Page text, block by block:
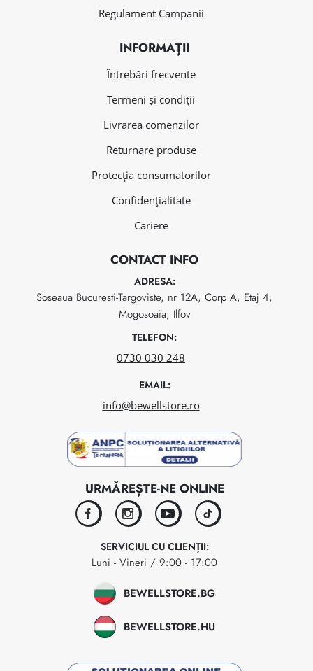
Regulament Campanii
INFORMAȚII
Întrebări frecvente
Termeni și condiții
Livrarea comenzilor
Returnare produse
Protecția consumatorilor
Confidențialitate
Cariere
CONTACT INFO
ADRESA:
Soseaua Bucuresti-Targoviste, nr 12A, Corp A, Etaj 4,
Mogosoaia, Ilfov
TELEFON:
0730 030 248
EMAIL:
info@bewellstore.ro
URMĂREȘTE-NE ONLINE
facebookinstagramyoutubetiktok
SERVICIUL CU CLIENȚII:
Luni - Vineri / 9:00 - 17:00
BEWELLSTORE.BG
BEWELLSTORE.HU